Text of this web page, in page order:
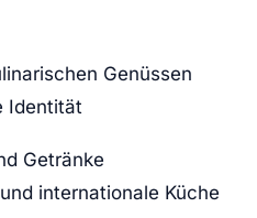
Genüssen
Identität
Getränke
internationale Küche